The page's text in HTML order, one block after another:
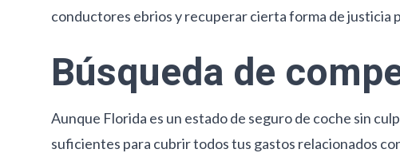
conductores ebrios y recuperar cierta forma de justicia
Búsqueda de
Aunque Florida es un estado de seguro de coche sin
suficientes para cubrir todos tus gastos relacionados